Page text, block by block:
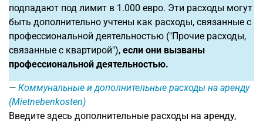
подпадают под лимит в 1.000 евро. Эти расходы могут
быть дополнительно учтены как расходы, связанные с
профессиональной деятельностью ("Прочие расходы,
связанные с квартирой"), если они вызваны
профессиональной деятельностью.
Коммунальные и дополнительные расходы на аренду
(Mietnebenkosten)
Введите здесь дополнительные расходы на аренду,